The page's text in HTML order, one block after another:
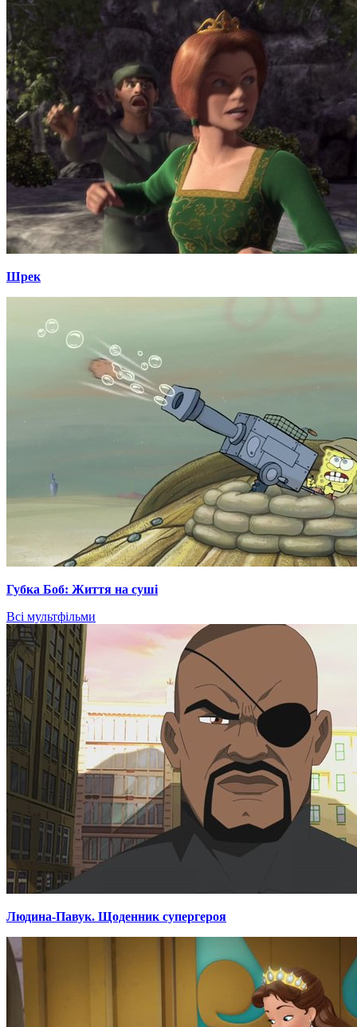
Шрек
Губка Боб: Життя на суші
Всі мультфільми
Людина-Павук. Щоденник супергероя